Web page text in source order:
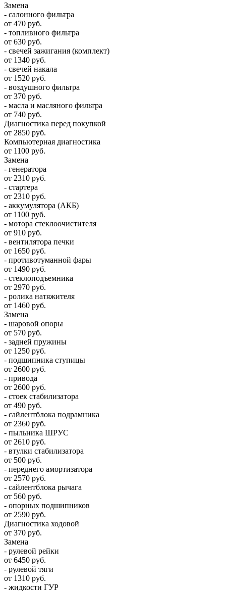
Замена
- салонного фильтра
от 470 руб.
- топливного фильтра
от 630 руб.
- свечей зажигания (комплект)
от 1340 руб.
- свечей накала
от 1520 руб.
- воздушного фильтра
от 370 руб.
- масла и масляного фильтра
от 740 руб.
Диагностика перед покупкой
от 2850 руб.
Компьютерная диагностика
от 1100 руб.
Замена
- генератора
от 2310 руб.
- стартера
от 2310 руб.
- аккумулятора (АКБ)
от 1100 руб.
- мотора стеклоочистителя
от 910 руб.
- вентилятора печки
от 1650 руб.
- противотуманной фары
от 1490 руб.
- стеклоподъемника
от 2970 руб.
- ролика натяжителя
от 1460 руб.
Замена
- шаровой опоры
от 570 руб.
- задней пружины
от 1250 руб.
- подшипника ступицы
от 2600 руб.
- привода
от 2600 руб.
- стоек стабилизатора
от 490 руб.
- сайлентблока подрамника
от 2360 руб.
- пыльника ШРУС
от 2610 руб.
- втулки стабилизатора
от 500 руб.
- переднего амортизатора
от 2570 руб.
- сайлентблока рычага
от 560 руб.
- опорных подшипников
от 2590 руб.
Диагностика ходовой
от 370 руб.
Замена
- рулевой рейки
от 6450 руб.
- рулевой тяги
от 1310 руб.
- жидкости ГУР